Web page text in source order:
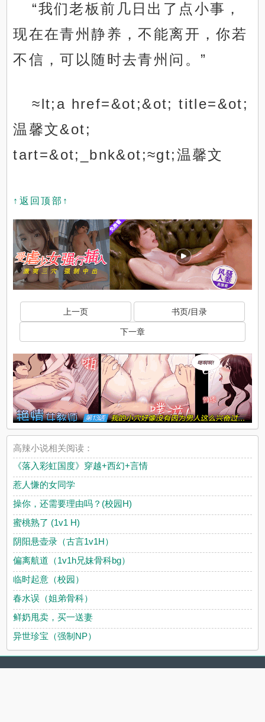
“我们老板前几日出了点小事，
现在在青州静养，不能离开，你若
不信，可以随时去青州问。”
≈lt;a href=&ot;&ot; title=&ot;
温馨文&ot;
tart=&ot;_bnk&ot;≈gt;温馨文
↑返回顶部↑
上一页 书页/目录
下一章
高辣小说相关阅读：
《落入彩虹国度》穿越+西幻+言情
惹人慊的女同学
操你，还需要理由吗？(校园H)
蜜桃熟了 (1v1 H)
阴阳悬壶录（古言1v1H）
偏离航道（1v1h兄妹骨科bg）
临时起意（校园）
春水误（姐弟骨科）
鲜奶甩卖，买一送妻
异世珍宝（强制NP）